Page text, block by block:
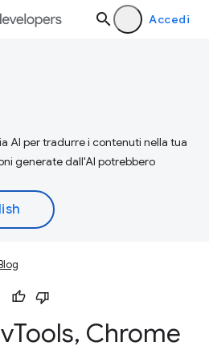
Accedi
AI per tradurre i contenuti nella tua
generate dall'AI potrebbero
Tools, Chrome